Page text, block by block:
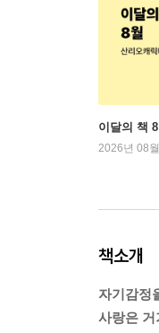
이달의 책
2026년 08
책소개
자기감정
사랑은 거